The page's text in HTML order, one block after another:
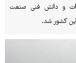
و دانش فنی صنعت
کشور شد.